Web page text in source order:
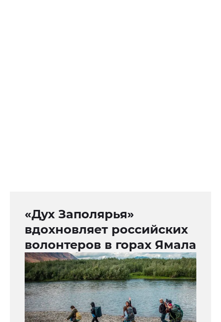
«Дух Заполярья»
вдохновляет российских
волонтеров в горах Ямала